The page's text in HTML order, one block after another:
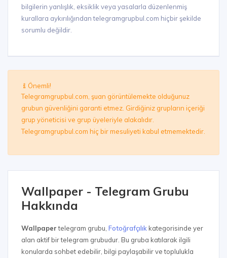
bilgilerin yanlışlık, eksiklik veya yasalarla düzenlenmiş
kurallara aykırılığından telegramgrupbul.com hiçbir şekilde
sorumlu değildir.
Önemli!
Telegramgrupbul.com, şuan görüntülemekte olduğunuz
grubun güvenliğini garanti etmez. Girdiğiniz grupların içeriği
grup yöneticisi ve grup üyeleriyle alakalıdır.
Telegramgrupbul.com hiç bir mesuliyeti kabul etmemektedir.
Wallpaper - Telegram Grubu
Hakkında
Wallpapertelegram grubu, Fotoğrafçılık kategorisinde yer
alan aktif bir telegram grubudur. Bu gruba katılarak ilgili
konularda sohbet edebilir, bilgi paylaşabilir ve toplulukla